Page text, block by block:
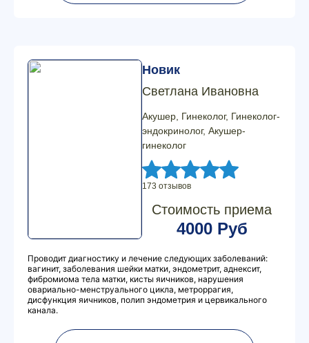
Новик
Светлана Ивановна
Акушер, Гинеколог, Гинеколог-
эндокринолог, Акушер-
гинеколог
173 отзывов
Стоимость приема
4000 Руб
Проводит диагностику и лечение следующих заболеваний:
вагинит, заболевания шейки матки, эндометрит, аднексит,
фибромиома тела матки, кисты яичников, нарушения
овариально-менструального цикла, метроррагия,
дисфункция яичников, полип эндометрия и цервикального
канала.